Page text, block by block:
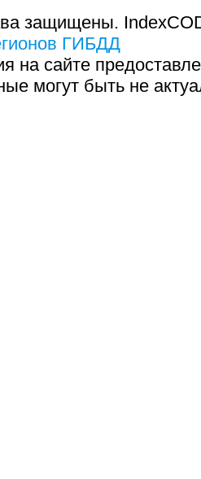
защищены.
ГИБДД
на сайте
могут быть не